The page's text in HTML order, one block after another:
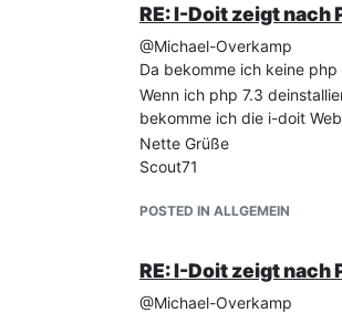
RE: I-Doit zeigt nach
@Michael-Overkamp
Da bekomme ich keine
Wenn ich php 7.3
bekomme ich die i-doit
Nette Grüße
Scout71
POSTED IN ALLGEMEIN
RE: I-Doit zeigt nach
@Michael-Overkamp